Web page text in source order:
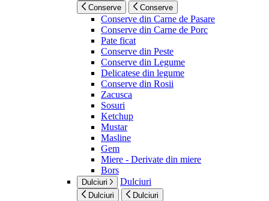
Conserve Conserve
Conserve din Carne de Pasare
Conserve din Carne de Porc
Pate ficat
Conserve din Peste
Conserve din Legume
Delicatese din legume
Conserve din Rosii
Zacusca
Sosuri
Ketchup
Mustar
Masline
Gem
Miere - Derivate din miere
Bors
Dulciuri Dulciuri
Dulciuri Dulciuri